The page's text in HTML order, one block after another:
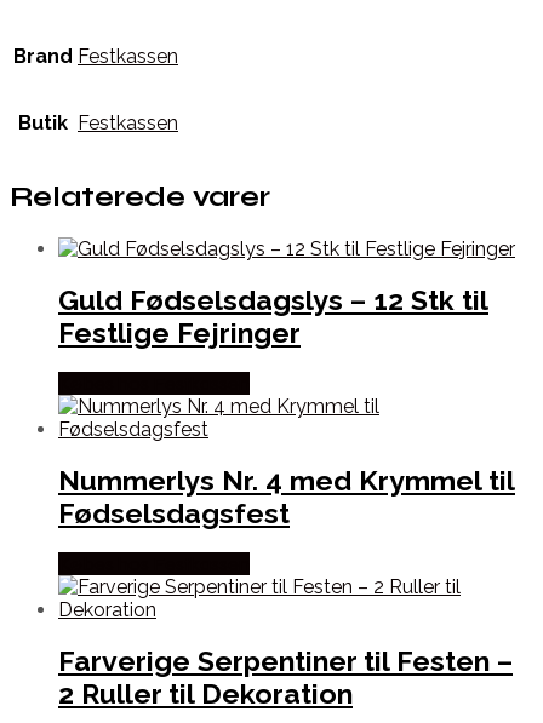
Brand Festkassen
Butik Festkassen
Relaterede varer
Guld Fødselsdagslys – 12 Stk til
Festlige Fejringer
Nummerlys Nr. 4 med Krymmel til
Fødselsdagsfest
Farverige Serpentiner til Festen –
2 Ruller til Dekoration